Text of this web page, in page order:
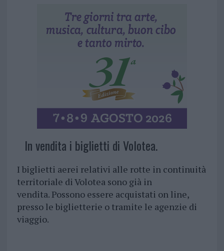
In vendita i biglietti di Volotea.
I biglietti aerei relativi alle rotte in continuità
territoriale di Volotea sono già in
vendita. Possono essere acquistati on line,
presso le biglietterie o tramite le agenzie di
viaggio.